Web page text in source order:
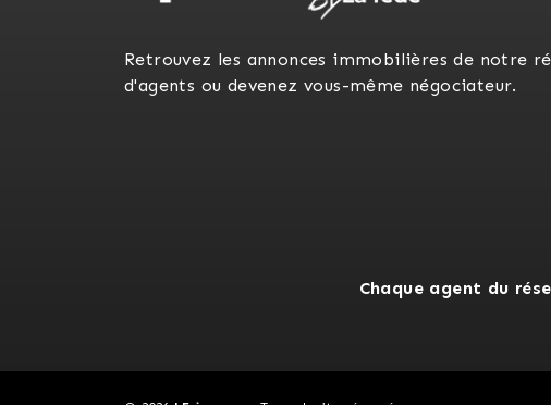
Retrouvez les annonces immobilières de notre
d'agents ou devenez vous-même négociateur.
Chaque agent du